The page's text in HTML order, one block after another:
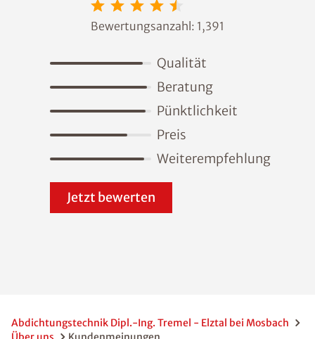
Bewertungsanzahl: 1,391
Qualität
Beratung
Pünktlichkeit
Preis
Weiterempfehlung
Jetzt bewerten
Abdichtungstechnik Dipl.-Ing. Tremel - Elztal bei Mosbach